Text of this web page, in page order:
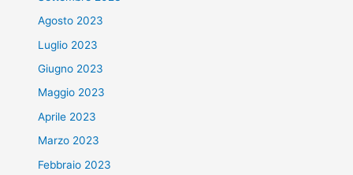
Agosto 2023
Luglio 2023
Giugno 2023
Maggio 2023
Aprile 2023
Marzo 2023
Febbraio 2023